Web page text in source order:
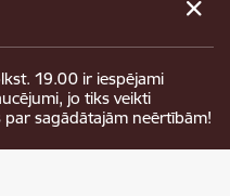
19.00 ir iespējami
jo tiks veikti
sagādātajām neērtībām!